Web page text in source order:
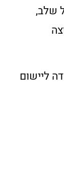
שלב,
ליישום